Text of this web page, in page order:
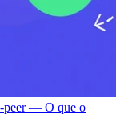
peer — O que o